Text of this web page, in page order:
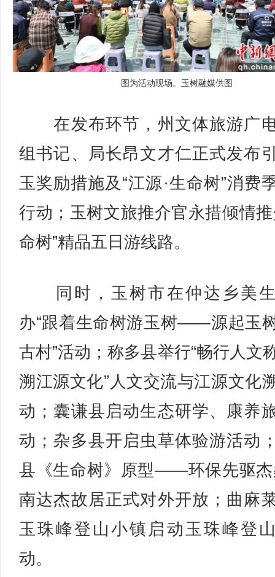
图为活动现场。玉树融媒供图
在发布环节，州文体旅游广
组书记、局长昂文才仁正式发布
玉奖励措施及“江源·生命树”消费
行动；玉树文旅推介官永措倾情推
命树”精品五日游线路。
同时，玉树市在仲达乡美
办“跟着生命树游玉树——源起玉
古村”活动；称多县举行“畅行人文
溯江源文化”人文交流与江源文化
动；囊谦县启动生态研学、康养
动；杂多县开启虫草体验游活动
县《生命树》原型——环保先驱杰
南达杰故居正式对外开放；曲麻
玉珠峰登山小镇启动玉珠峰登
动。